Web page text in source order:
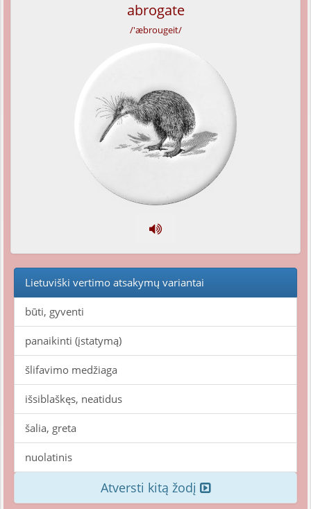
abrogate
/'æbrougeit/
Lietuviški vertimo atsakymų variantai
būti, gyventi
panaikinti (įstatymą)
šlifavimo medžiaga
išsiblaškęs, neatidus
šalia, greta
nuolatinis
Atversti kitą žodį